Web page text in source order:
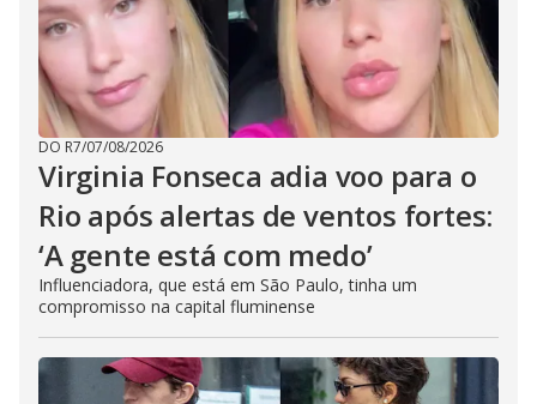
DO R7/07/08/2026
Virginia Fonseca adia voo para o
Rio após alertas de ventos fortes:
‘A gente está com medo’
Influenciadora, que está em São Paulo, tinha um
compromisso na capital fluminense